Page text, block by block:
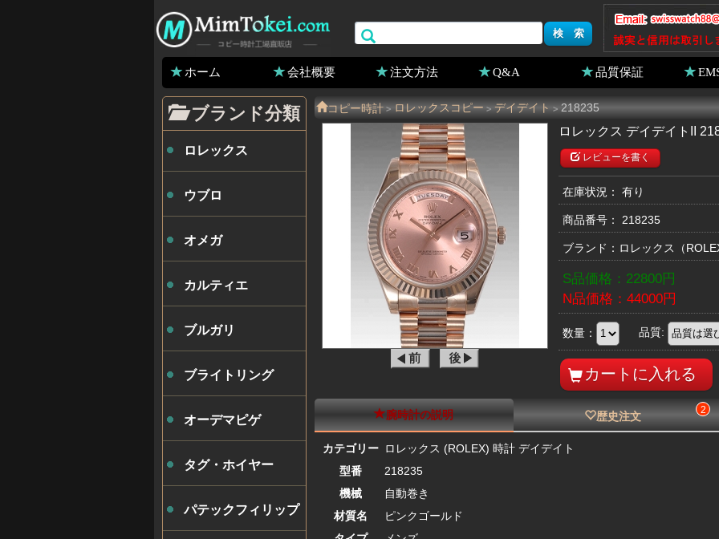
ホーム 会社概要 注文方法 Q&A 品質保証
コピー時計 > ロレックスコピー > デイデイト > 218235
ロレックス デイデイトII
レビューを書く
在庫状況： 有り
商品番号： 218235
ブランド： ロレックス （
S品価格： 22800円
N品価格： 44000円
数量： 品質:
腕時計の説明 歴史注文 2
カテゴリー ロレックス (ROLEX) 時計 デイデイト
型番
218235
機械
自動巻き
材質名
ピンクゴールド
ブランド分類
ロレックス
ウブロ
オメガ
カルティエ
ブルガリ
ブライトリング
オーデマピゲ
タグ・ホイヤー
パテックフィリップ